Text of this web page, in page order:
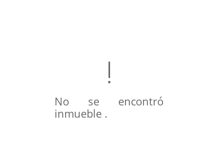
No se encontró
inmueble .